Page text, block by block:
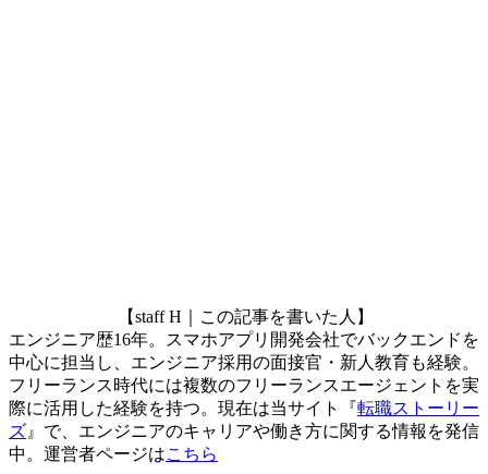
【staff H｜この記事を書いた人】
エンジニア歴16年。スマホアプリ開発会社でバックエンドを
中心に担当し、エンジニア採用の面接官・新人教育も経験。
フリーランス時代には複数のフリーランスエージェントを実
際に活用した経験を持つ。現在は当サイト『転職ストーリー
ズ 』で、エンジニアのキャリアや働き方に関する情報を発信
中。運営者ページはこちら